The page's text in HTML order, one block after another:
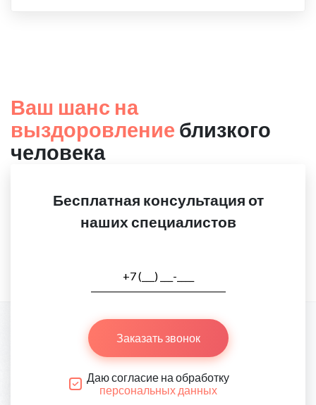
Ваш шанс на
выздоровление близкого
человека
Бесплатная консультация от
наших специалистов
Заказать звонок
Даю согласие на обработку
персональных данных